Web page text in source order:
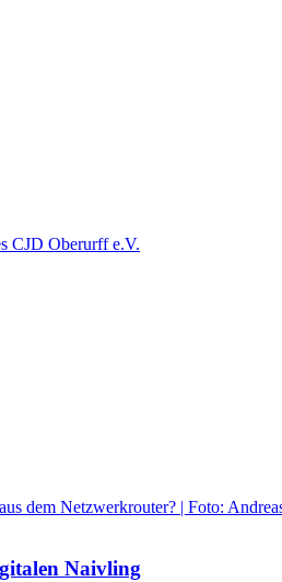
CJD Oberurff e.V.
Naivling